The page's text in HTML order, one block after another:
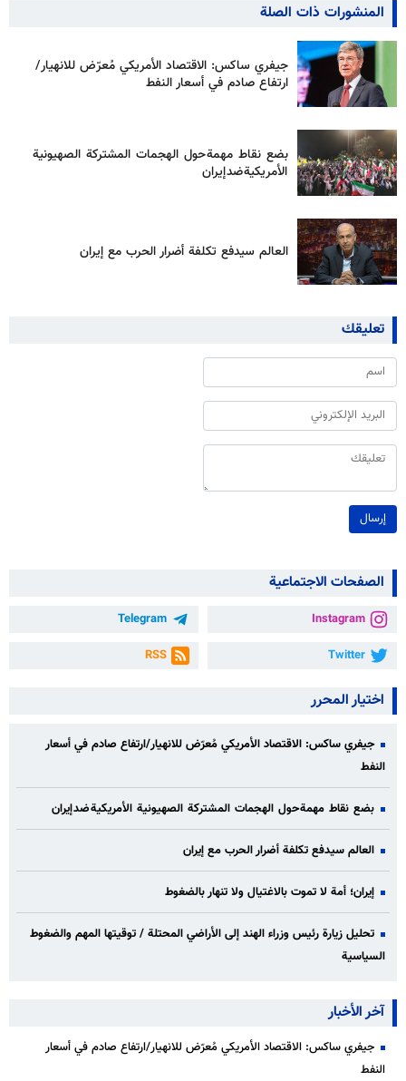
المنشورات ذات الصلة
جيفري ساكس: الاقتصاد الأمريكي مُعرّض للانهيار/
ارتفاع صادم في أسعار النفط
بضع نقاط مهمة حول الهجمات المشتركة الصهيونية
الأمريكية ضد إيران
العالم سيدفع تكلفة أضرار الحرب مع إيران
تعليقك
إرسال
الصفحات الاجتماعية
Instagram
Telegram
Twitter
RSS
اختيار المحرر
جيفري ساكس: الاقتصاد الأمريكي مُعرّض للانهيار/ارتفاع صادم في أسعار
النفط
بضع نقاط مهمة حول الهجمات المشتركة الصهيونية الأمريكية ضد إيران
العالم سيدفع تكلفة أضرار الحرب مع إيران
إيران؛ أمة لا تموت بالاغتيال ولا تنهار بالضغوط
تحليل زيارة رئيس وزراء الهند إلى الأراضي المحتلة / توقيتها المهم والضغوط
السياسية
آخر الأخبار
جيفري ساكس: الاقتصاد الأمريكي مُعرّض للانهيار/ارتفاع صادم في أسعار
النفط